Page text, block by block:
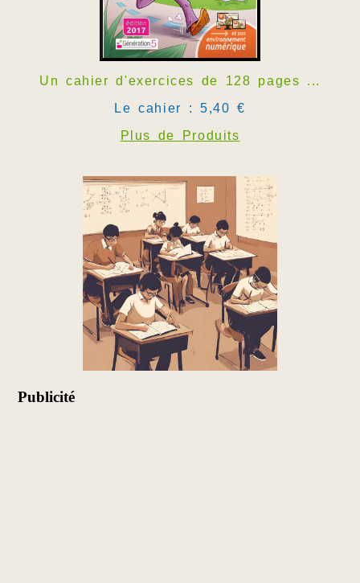
Un cahier d'exercices de 128 pages ...
Le cahier : 5,40 €
Plus de Produits
Publicité